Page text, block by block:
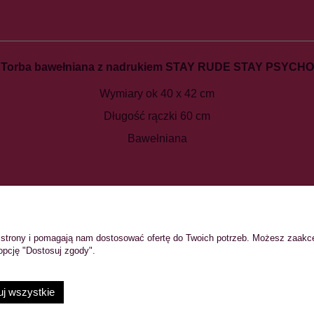
Torba bawełniana z nadrukiem STAY RUDE STAY PSYCHO
Wymiary ok 40 x 42 cm
Długość rączki 60 cm
Bawełniana
Formy płatności
i pomagają nam dostosować ofertę do Twoich potrzeb. Możesz
"Dostosuj zgody".
wszystkie